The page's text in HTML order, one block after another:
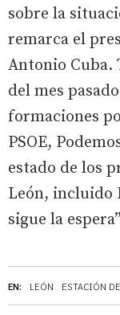
EN: LEÓN ESTACIÓN
sobre la
remarca el
Antonio Cuba.
del mes
formaciones
PSOE,
estado de los
León, incluido
sigue la